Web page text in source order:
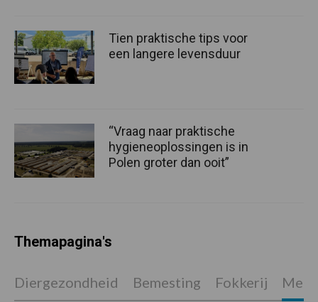
Tien praktische tips voor
een langere levensduur
“Vraag naar praktische
hygieneoplossingen is in
Polen groter dan ooit”
Themapagina's
Diergezondheid Bemesting Fokkerij